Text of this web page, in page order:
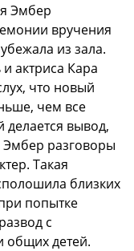
Эмбер
вручения
из зала.
актриса Кара
что новый
чем все
делается вывод,
Эмбер разговоры
Такая
близких
попытке
с
общих детей.